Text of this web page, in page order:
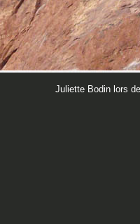
Juliette Bodin lors